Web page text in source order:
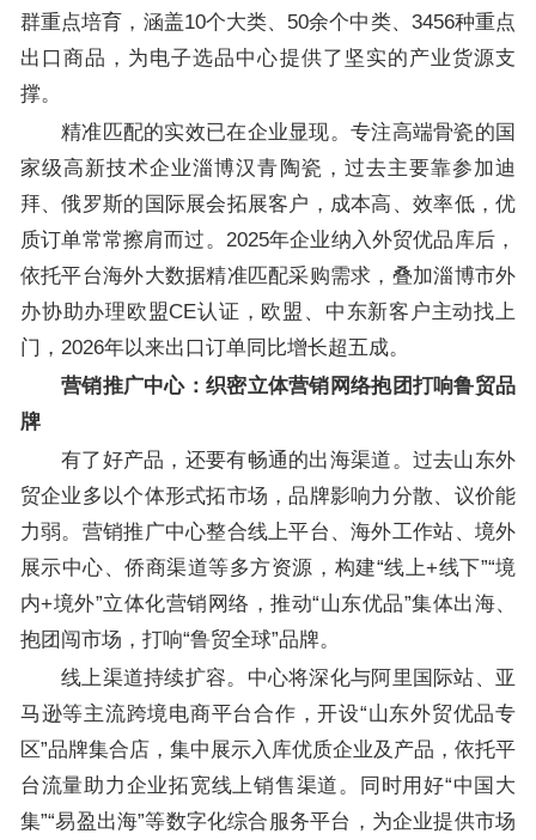
群重点培育，涵盖10个大类、50余个中类、3456种重点
出口商品，为电子选品中心提供了坚实的产业货源支
撑。
精准匹配的实效已在企业显现。专注高端骨瓷的国
家级高新技术企业淄博汉青陶瓷，过去主要靠参加迪
拜、俄罗斯的国际展会拓展客户，成本高、效率低，优
质订单常常擦肩而过。2025年企业纳入外贸优品库后，
依托平台海外大数据精准匹配采购需求，叠加淄博市外
办协助办理欧盟CE认证，欧盟、中东新客户主动找上
门，2026年以来出口订单同比增长超五成。
营销推广中心：织密立体营销网络抱团打响鲁贸品
牌
有了好产品，还要有畅通的出海渠道。过去山东外
贸企业多以个体形式拓市场，品牌影响力分散、议价能
力弱。营销推广中心整合线上平台、海外工作站、境外
展示中心、侨商渠道等多方资源，构建“线上+线下”“境
内+境外”立体化营销网络，推动“山东优品”集体出海、
抱团闯市场，打响“鲁贸全球”品牌。
线上渠道持续扩容。中心将深化与阿里国际站、亚
马逊等主流跨境电商平台合作，开设“山东外贸优品专
区”品牌集合店，集中展示入库优质企业及产品，依托平
台流量助力企业拓宽线上销售渠道。同时用好“中国大
集”“易盈出海”等数字化综合服务平台，为企业提供市场